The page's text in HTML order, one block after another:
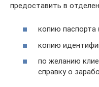
предоставить в
копию паспорта
копию
по желанию
справку о